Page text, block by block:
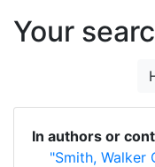
Your
In authors or
"Smith, Walker